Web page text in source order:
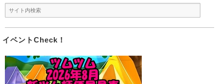
イベントCheck！